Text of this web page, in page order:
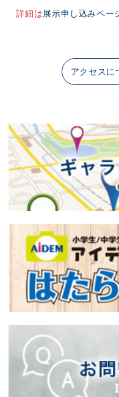
詳細は展示申し込みペー
アクセスに